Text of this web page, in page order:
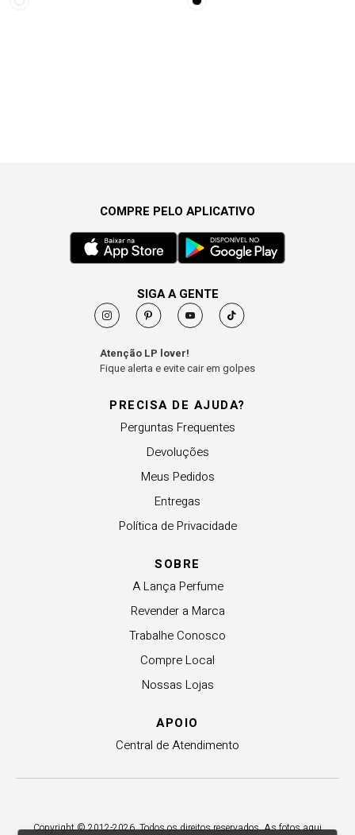
PRECISA DE AJUDA?
Perguntas Frequentes
Devoluções
Meus Pedidos
Entregas
Política de Privacidade
SOBRE
A Lança Perfume
Revender a Marca
Trabalhe Conosco
Compre Local
Nossas Lojas
APOIO
Central de Atendimento
COMPRE PELO APLICATIVO
SIGA A GENTE
Atenção LP lover!
Fique alerta e evite cair em golpes
Copyright © 2012-2026. Todos os direitos reservados. As fotos aqui